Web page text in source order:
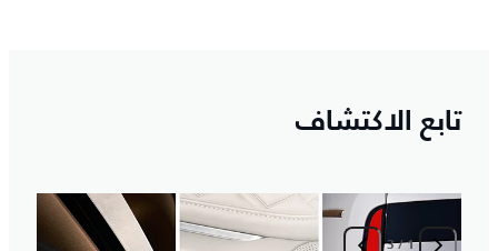
تابع الاكتشاف
1
/
3